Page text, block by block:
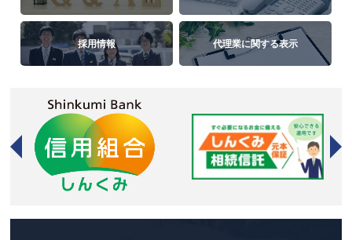
採用情報 代理業に関する表示